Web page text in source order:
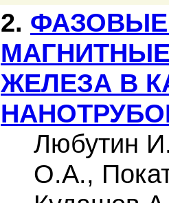
2.
ЖЕЛЕЗА В
Любутин
О.А.,